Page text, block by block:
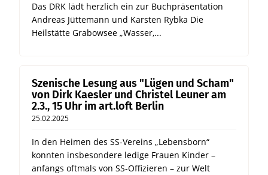
Das DRK lädt herzlich ein zur Buchpräsentation
Andreas Jüttemann und Karsten Rybka Die
Heilstätte Grabowsee „Wasser,...
Szenische Lesung aus "Lügen und Scham"
von Dirk Kaesler und Christel Leuner am
2.3., 15 Uhr im art.loft Berlin
25.02.2025
In den Heimen des SS-Vereins „Lebensborn“
konnten insbesondere ledige Frauen Kinder –
anfangs oftmals von SS-Offizieren – zur Welt